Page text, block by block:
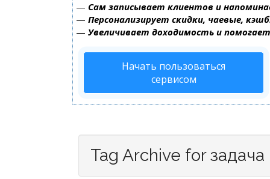
— Сам записывает клиентов и
— Персонализирует скидки, чаевые,
— Увеличивает доходимость и
Начать пользоваться
сервисом
Tag Archive for задача